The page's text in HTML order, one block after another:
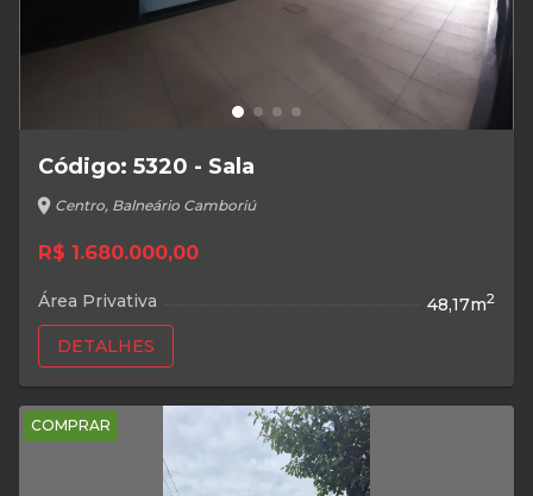
Código: 5320 - Sala
location_on Centro, Balneário Camboriú
R$ 1.680.000,00
Área Privativa 48,17m2
DETALHES
COMPRAR